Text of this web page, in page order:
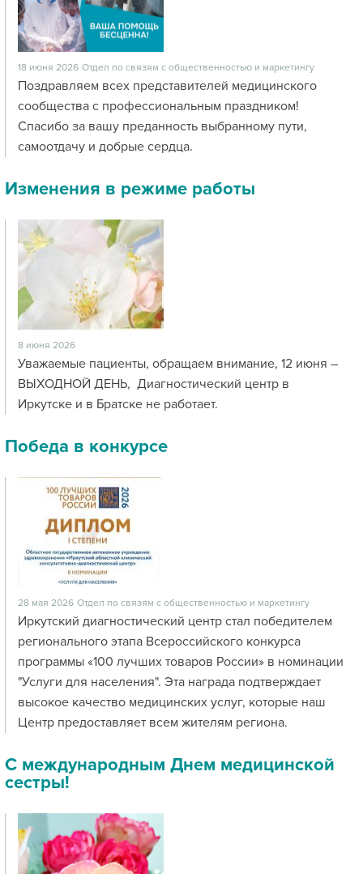
18 июня 2026 Отдел по связям с общественностью и маркетингу
Поздравляем всех представителей медицинского
сообщества с профессиональным праздником!
Спасибо за вашу преданность выбранному пути,
самоотдачу и добрые сердца.
Изменения в режиме работы
8 июня 2026
Уважаемые пациенты, обращаем внимание, 12 июня –
ВЫХОДНОЙ ДЕНЬ, Диагностический центр в
Иркутске и в Братске не работает.
Победа в конкурсе
28 мая 2026 Отдел по связям с общественностью и маркетингу
Иркутский диагностический центр стал победителем
регионального этапа Всероссийского конкурса
программы «100 лучших товаров России» в номинации
"Услуги для населения". Эта награда подтверждает
высокое качество медицинских услуг, которые наш
Центр предоставляет всем жителям региона.
С международным Днем медицинской
сестры!